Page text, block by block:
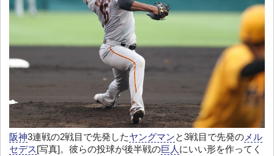
阪神3連戦の2戦目で先発したヤングマンと3戦目で先発のメル
セデス [写真]。彼らの投球が後半戦の巨人にいい形を作ってく